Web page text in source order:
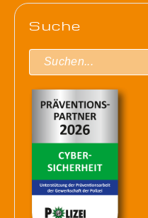
Suche